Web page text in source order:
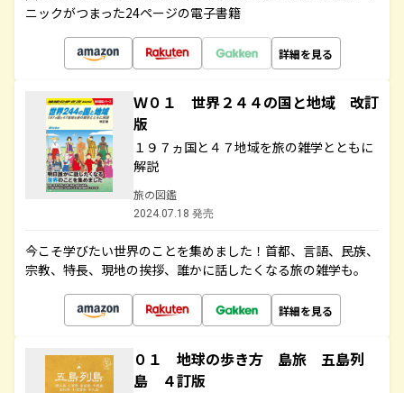
ニックがつまった24ページの電子書籍
詳細を見る
Ｗ０１ 世界２４４の国と地域 改訂
版
１９７ヵ国と４７地域を旅の雑学とともに
解説
旅の図鑑
2024.07.18 発売
今こそ学びたい世界のことを集めました！首都、言語、民族、
宗教、特長、現地の挨拶、誰かに話したくなる旅の雑学も。
詳細を見る
０１ 地球の歩き方 島旅 五島列
島 ４訂版